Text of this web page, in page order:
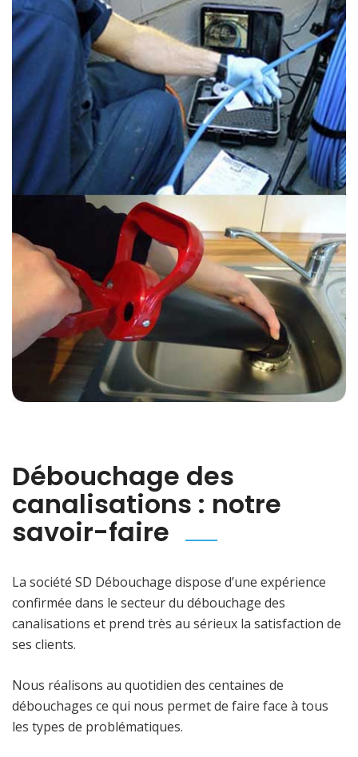
Débouchage des
canalisations : notre
savoir-faire
La société SD Débouchage dispose d’une expérience
confirmée dans le secteur du débouchage des
canalisations et prend très au sérieux la satisfaction de
ses clients.
Nous réalisons au quotidien des centaines de
débouchages ce qui nous permet de faire face à tous
les types de problématiques.